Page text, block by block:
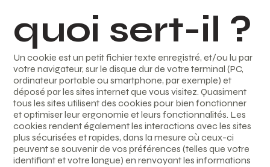
quoi sert-il ?
Un cookie est un petit fichier texte enregistré, et/ou lu par
votre navigateur, sur le disque dur de votre terminal (PC,
ordinateur portable ou smartphone, par exemple) et
déposé par les sites internet que vous visitez. Quasiment
tous les sites utilisent des cookies pour bien fonctionner
et optimiser leur ergonomie et leurs fonctionnalités. Les
cookies rendent également les interactions avec les sites
plus sécurisées et rapides, dans la mesure où ceux-ci
peuvent se souvenir de vos préférences (telles que votre
identifiant et votre langue) en renvoyant les informations